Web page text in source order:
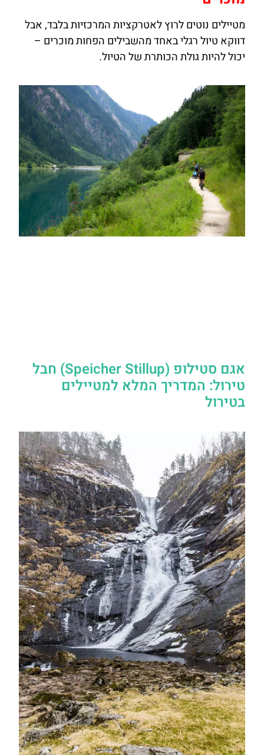
מטיילים נוטים לרוץ לאטרקציות המרכזיות בלבד, אבל
דווקא טיול רגלי באחד מהשבילים הפחות מוכרים –
יכול להיות גולת הכותרת של הטיול.
אגם סטילופ (Speicher Stillup) חבל
טירול: המדריך המלא למטיילים
בטירול